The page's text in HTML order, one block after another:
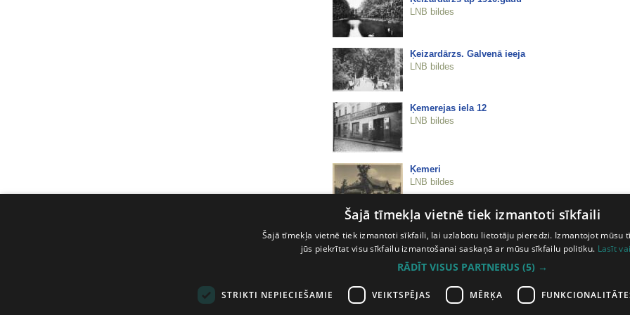
LNB bildes
Ķeizardārzs. Galvenā ieeja
LNB bildes
Ķemerejas iela 12
LNB bildes
Ķemeri
LNB bildes
Ķemeri – Paviljona sēravots
LNB bildes
LNB bildes
Šajā tīmekļa vietnē tiek izmantoti sīkfaili
Šajā tīmekļa vietnē tiek izmantoti sīkfaili, lai uzlabotu lietotāju pieredzi. Izmantojot mūsu
jūs piekrītat visu sīkfailu izmantošanai saskaņā ar mūsu sīkfailu politiku. Lasīt
RĀDĪT VISUS PARTNERUS (5) →
STRIKTI NEPIECIEŠAMIE VEIKTSPĒJAS MĒRĶA